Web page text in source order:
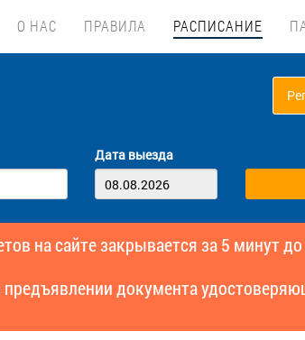
О НАС ПРАВИЛА РАСПИСАНИЕ
Дата выезда
на сайте закрывается за 5 минут
документа